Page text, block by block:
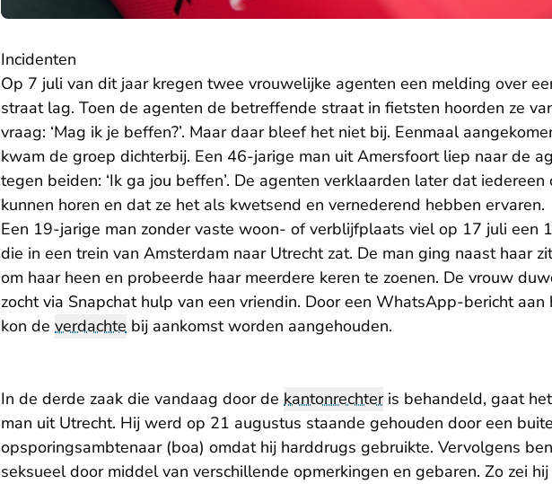
Incidenten
Op 7 juli van dit jaar kregen twee vrouwelijke agenten een melding over
straat lag. Toen de agenten de betreffende straat in fietsten hoorden ze
vraag: ‘Mag ik je beffen?’. Maar daar bleef het niet bij. Eenmaal
kwam de groep dichterbij. Een 46-jarige man uit Amersfoort liep naar de
tegen beiden: ‘Ik ga jou beffen’. De agenten verklaarden later dat
kunnen horen en dat ze het als kwetsend en vernederend hebben ervaren.
Een 19-jarige man zonder vaste woon- of verblijfplaats viel op 17 juli een
die in een trein van Amsterdam naar Utrecht zat. De man ging naast haar
om haar heen en probeerde haar meerdere keren te zoenen. De vrouw
zocht via Snapchat hulp van een vriendin. Door een WhatsApp-bericht aan
kon de verdachte bij aankomst worden aangehouden.
In de derde zaak die vandaag door de kantonrechteris behandeld, gaat
man uit Utrecht. Hij werd op 21 augustus staande gehouden door een
opsporingsambtenaar (boa) omdat hij harddrugs gebruikte. Vervolgens
seksueel door middel van verschillende opmerkingen en gebaren. Zo zei hij